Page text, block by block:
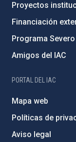
Proyectos
Financiación
Programa
Amigos del IAC
PORTAL DEL IAC
Mapa web
Políticas de
Aviso legal